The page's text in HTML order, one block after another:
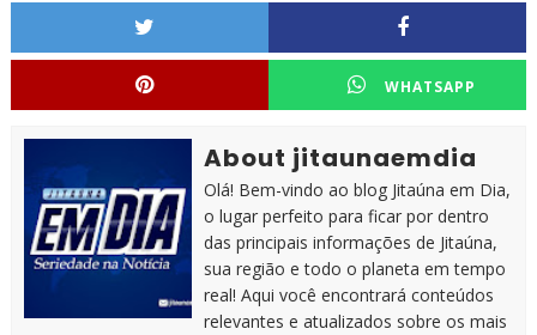
WHATSAPP
About jitaunaemdia
Olá! Bem-vindo ao blog Jitaúna em Dia,
o lugar perfeito para ficar por dentro
das principais informações de Jitaúna,
sua região e todo o planeta em tempo
real! Aqui você encontrará conteúdos
relevantes e atualizados sobre os mais